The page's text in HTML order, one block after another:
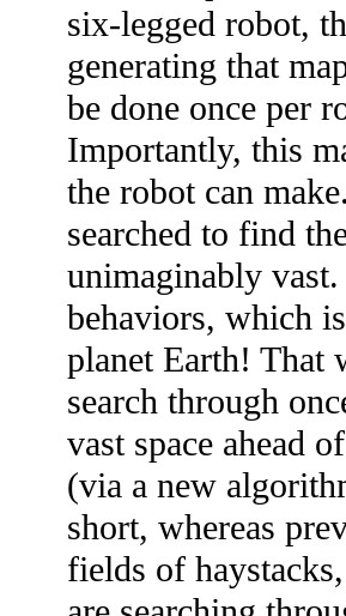
six-legged robot,
generating that
be done once per
Importantly, this
the robot can
searched to find
unimaginably
behaviors, which
planet Earth! That
search through
vast space ahead
(via a new
short, whereas
fields of